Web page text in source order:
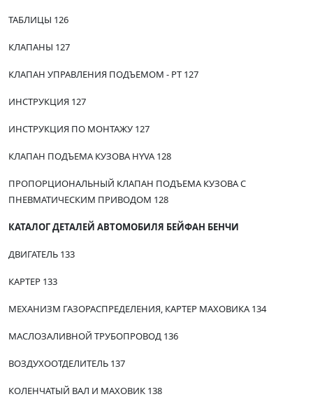
ТАБЛИЦЫ 126
КЛАПАНЫ 127
КЛАПАН УПРАВЛЕНИЯ ПОДЪЕМОМ - РТ 127
ИНСТРУКЦИЯ 127
ИНСТРУКЦИЯ ПО МОНТАЖУ 127
КЛАПАН ПОДЪЕМА КУЗОВА HYVA 128
ПРОПОРЦИОНАЛЬНЫЙ КЛАПАН ПОДЪЕМА КУЗОВА С
ПНЕВМАТИЧЕСКИМ ПРИВОДОМ 128
КАТАЛОГ ДЕТАЛЕЙ АВТОМОБИЛЯ БЕЙФАН БЕНЧИ
ДВИГАТЕЛЬ 133
КАРТЕР 133
МЕХАНИЗМ ГАЗОРАСПРЕДЕЛЕНИЯ, КАРТЕР МАХОВИКА 134
МАСЛОЗАЛИВНОЙ ТРУБОПРОВОД 136
ВОЗДУХООТДЕЛИТЕЛЬ 137
КОЛЕНЧАТЫЙ ВАЛ И МАХОВИК 138